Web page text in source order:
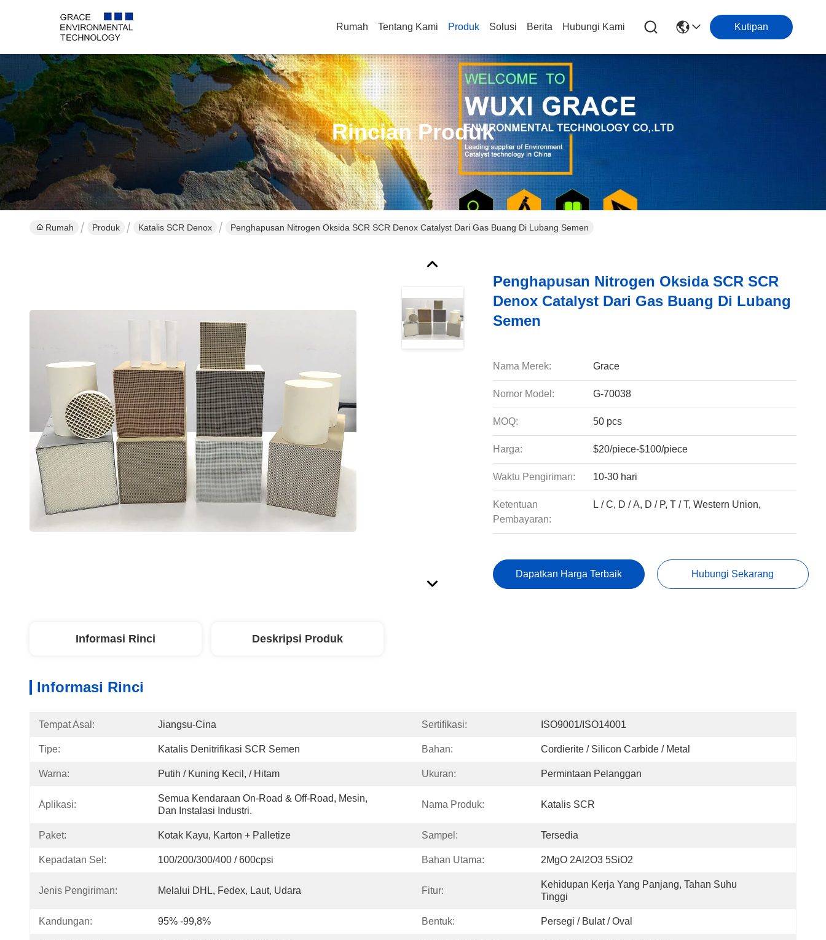
Rumah Tentang Kami Produk Solusi Berita Hubungi Kami Kutipan
Rincian Produk
Rumah Produk Katalis SCR Denox Penghapusan Nitrogen Oksida SCR SCR Denox Catalyst Dari Gas Buang Di Lubang Semen
Penghapusan Nitrogen Oksida SCR SCR
Denox Catalyst Dari Gas Buang Di Lubang
Semen
Nama Merek: Grace
Nomor Model: G-70038
MOQ: 50 pcs
Harga: $20/piece-$100/piece
Waktu Pengiriman: 10-30 hari
Ketentuan
Pembayaran:
L / C, D / A, D / P, T / T, Western Union,
Dapatkan Harga Terbaik Hubungi Sekarang
Informasi Rinci Deskripsi Produk
Informasi Rinci
Tempat Asal: Jiangsu-Cina Sertifikasi: ISO9001/ISO14001
Tipe: Katalis Denitrifikasi SCR Semen Bahan: Cordierite / Silicon Carbide / Metal
Warna: Putih / Kuning Kecil, / Hitam Ukuran: Permintaan Pelanggan
Aplikasi:
Semua Kendaraan On-Road & Off-Road, Mesin,
Dan Instalasi Industri.
Nama Produk: Katalis SCR
Paket: Kotak Kayu, Karton + Palletize Sampel: Tersedia
Kepadatan Sel: 100/200/300/400 / 600cpsi Bahan Utama: 2MgO 2Al2O3 5SiO2
Jenis Pengiriman: Melalui DHL, Fedex, Laut, Udara Fitur:
Kehidupan Kerja Yang Panjang, Tahan Suhu
Tinggi
Kandungan: 95% -99,8% Bentuk: Persegi / Bulat / Oval